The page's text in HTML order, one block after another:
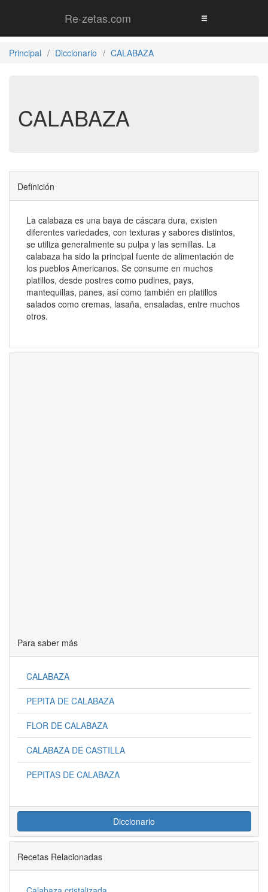
Re-zetas.com
Principal Diccionario CALABAZA
CALABAZA
Definición
La calabaza es una baya de cáscara dura, existen
diferentes variedades, con texturas y sabores distintos,
se utiliza generalmente su pulpa y las semillas. La
calabaza ha sido la principal fuente de alimentación de
los pueblos Americanos. Se consume en muchos
platillos, desde postres como pudines, pays,
mantequillas, panes, así como también en platillos
salados como cremas, lasaña, ensaladas, entre muchos
otros.
Para saber más
CALABAZA
PEPITA DE CALABAZA
FLOR DE CALABAZA
CALABAZA DE CASTILLA
PEPITAS DE CALABAZA
Diccionario
Recetas Relacionadas